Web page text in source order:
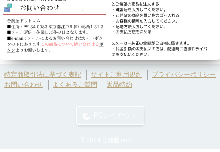
特定商取引法に基づく表記 サイトご利用規約
プライバシーポリシー
お問い合わせ
よくあるご質問 返品特約